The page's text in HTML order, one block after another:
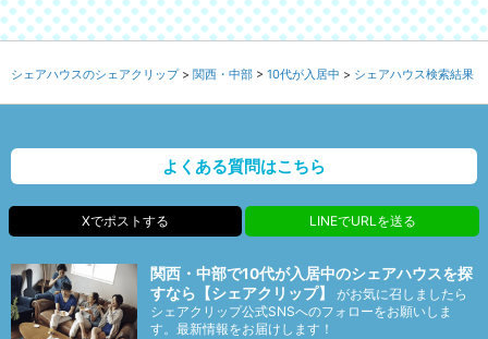
シェアハウスのシェアクリップ 関西・中部 10代が入居中 シェアハウス検索結果
よくある質問はこちら
Xでポストする LINEでURLを送る
関西・中部で10代が入居中のシェアハウスを探
すなら【シェアクリップ】
がお気に召しましたら
シェアクリップ公式SNSへのフォローをお願いしま
す。最新情報をお届けします！